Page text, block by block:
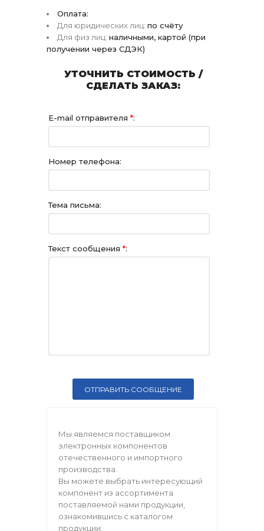
Оплата:
Для юридических лиц: по счёту
Для физ лиц: наличными, картой (при
получении через СДЭК)
УТОЧНИТЬ СТОИМОСТЬ /
СДЕЛАТЬ ЗАКАЗ:
E-mail отправителя *:
Номер телефона:
Тема письма:
Текст сообщения *:
Мы являемся поставщиком
электронных компонентов
отечественного и импортного
производства.
Вы можете выбрать интересующий
компонент из ассортимента
поставляемой нами продукции,
ознакомившись с каталогом
продукции.